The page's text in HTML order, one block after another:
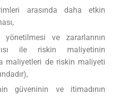
arasında daha etkin
ve zararlarının
ile riskin maliyetinin
maliyetleri de riskin maliyeti
güveninin ve itimadının